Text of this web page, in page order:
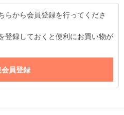
らから会員登録を行ってくださ
登録しておくと便利にお買い物が